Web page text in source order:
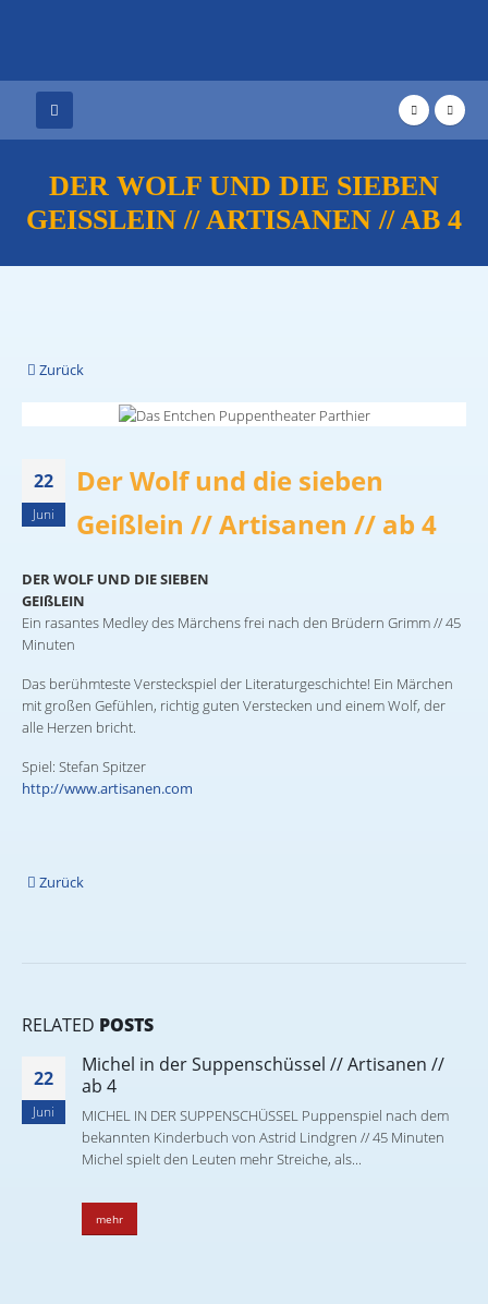
DER WOLF UND DIE SIEBEN
GEISSLEIN // ARTISANEN // AB 4
Zurück
22
Juni
Der Wolf und die sieben
Geißlein // Artisanen // ab 4
DER WOLF UND DIE SIEBEN
GEIßLEIN
Ein rasantes Medley des Märchens frei nach den Brüdern Grimm // 45
Minuten
Das berühmteste Versteckspiel der Literaturgeschichte! Ein Märchen
mit großen Gefühlen, richtig guten Verstecken und einem Wolf, der
alle Herzen bricht.
Spiel: Stefan Spitzer
http://www.artisanen.com
Zurück
RELATED POSTS
22
Juni
Michel in der Suppenschüssel // Artisanen //
ab 4
MICHEL IN DER SUPPENSCHÜSSEL Puppenspiel nach dem
bekannten Kinderbuch von Astrid Lindgren // 45 Minuten
Michel spielt den Leuten mehr Streiche, als...
mehr